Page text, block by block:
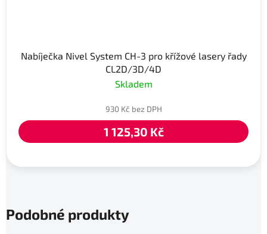
Nabíječka Nivel System CH-3 pro křížové lasery řady
CL2D/3D/4D
Skladem
930 Kč bez DPH
1 125,30 Kč
Podobné produkty